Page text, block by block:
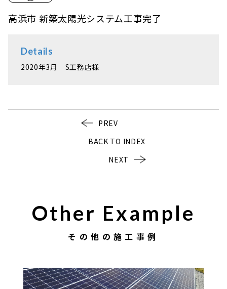
高浜市 新築太陽光システム工事完了
Details
2020年3月 S工務店様
PREV
BACK TO INDEX
NEXT
Other Example
その他の施工事例